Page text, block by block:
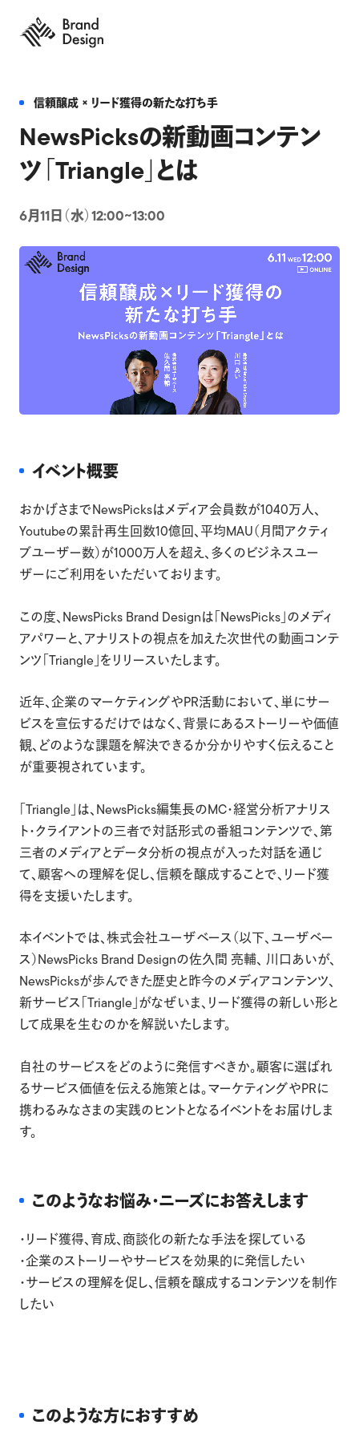
信頼醸成 × リード獲得の新たな打ち手
NewsPicksの新動画コンテン
ツ「Triangle」とは
6月11日（水）12:00~13:00
イベント概要
おかげさまでNewsPicksはメディア会員数が1040万人、
Youtubeの累計再生回数10億回、平均MAU（月間アクティ
ブユーザー数）が1000万人を超え、多くのビジネスユー
ザーにご利用をいただいております。
この度、NewsPicks Brand Designは「NewsPicks」のメディ
アパワーと、アナリストの視点を加えた次世代の動画コンテ
ンツ「Triangle」をリリースいたします。
近年、企業のマーケティングやPR活動において、単にサー
ビスを宣伝するだけではなく、背景にあるストーリーや価値
観、どのような課題を解決できるか分かりやすく伝えること
が重要視されています。
「Triangle」は、NewsPicks編集長のMC・経営分析アナリス
ト・クライアントの三者で対話形式の番組コンテンツで、第
三者のメディアとデータ分析の視点が入った対話を通じ
て、顧客への理解を促し、信頼を醸成することで、リード獲
得を支援いたします。
本イベントでは、株式会社ユーザベース（以下、ユーザベー
ス）NewsPicks Brand Designの佐久間 亮輔、 川口あいが、
NewsPicksが歩んできた歴史と昨今のメディアコンテンツ、
新サービス「Triangle」がなぜいま、リード獲得の新しい形と
して成果を生むのかを解説いたします。
自社のサービスをどのように発信すべきか。顧客に選ばれ
るサービス価値を伝える施策とは。マーケティングやPRに
携わるみなさまの実践のヒントとなるイベントをお届けしま
す。
このようなお悩み・ニーズにお答えします
・リード獲得、育成、商談化の新たな手法を探している
・企業のストーリーやサービスを効果的に発信したい
・サービスの理解を促し、信頼を醸成するコンテンツを制作
したい
このような方におすすめ